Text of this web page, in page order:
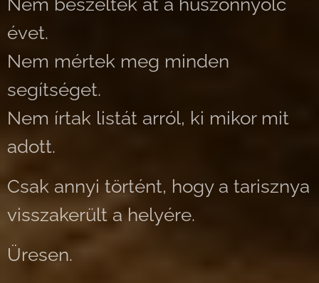
Nem beszélték át a huszonnyolc
évet.
Nem mértek meg minden
segítséget.
Nem írtak listát arról, ki mikor mit
adott.
Csak annyi történt, hogy a tarisznya
visszakerült a helyére.
Üresen.